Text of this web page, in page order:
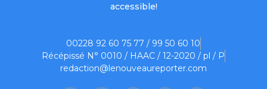
accessible!
00228 92 60 75 77 / 99 50 60 10
Récépissé N° 0010 / HAAC / 12-2020 / pl / P
redaction@lenouveaureporter.com